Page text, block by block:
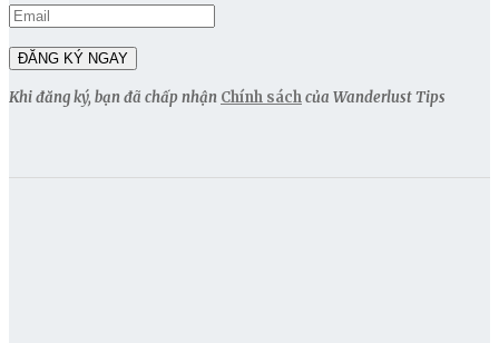
Khi đăng ký, bạn đã chấp nhận Chính sáchcủa Wanderlust Tips